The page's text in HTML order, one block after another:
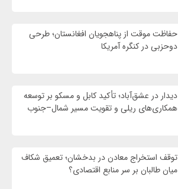
حفاظت موقت از پناهجویان افغانستان؛ طرحی
دوحزبی در کنگره آمریکا
دیدار در عشق‌آباد؛ تأکید کابل و مسکو بر توسعه
همکاری‌های ریلی و تقویت مسیر شمال–جنوب
توقف استخراج معادن در بدخشان؛ تعمیق شکاف
میان طالبان بر سر منابع اقتصادی؟